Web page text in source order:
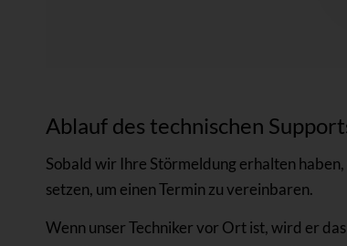
Ablauf des technischen
Sobald wir Ihre Störmeldung erhalten
setzen, um einen Termin zu vereinbaren.
Wenn unser Techniker vor Ort ist, wird er